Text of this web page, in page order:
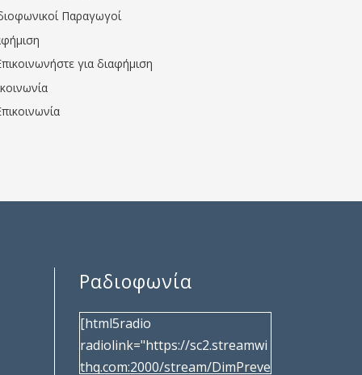
Παραγωγοί
για διαφήμιση
Ραδιοφωνία
[html5radio
radiolink="https://sc2.streamwi
thq.com:2000/stream/DimPreve